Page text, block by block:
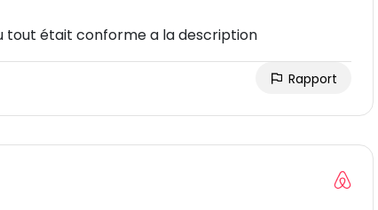
tout était conforme a la description
Rapport